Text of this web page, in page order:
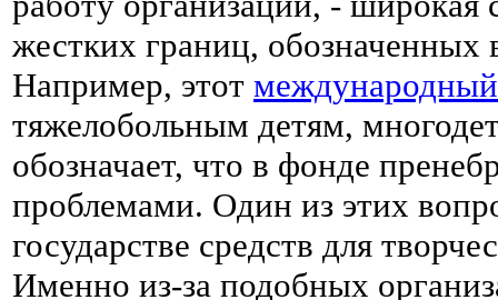
жестких границ,
Например, этот
тяжелобольным детям,
обозначает, что в фонде
проблемами. Один из этих
государстве средств для
Именно из-за подобных